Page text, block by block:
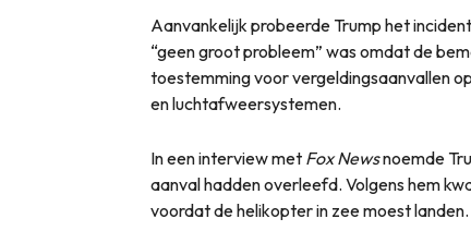
Aanvankelijk probeerde Trump het
“geen groot probleem” was omdat de
toestemming voor vergeldingsaanvallen
en luchtafweersystemen.
In een interview met Fox Newsnoemde
aanval hadden overleefd. Volgens hem
voordat de helikopter in zee moest landen.